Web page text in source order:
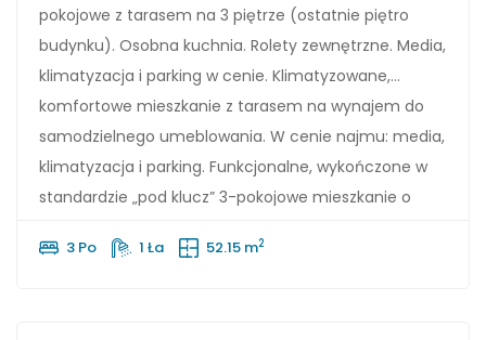
pokojowe z tarasem na 3 piętrze (ostatnie piętro
budynku). Osobna kuchnia. Rolety zewnętrzne. Media,
klimatyzacja i parking w cenie. Klimatyzowane,
komfortowe mieszkanie z tarasem na wynajem do
samodzielnego umeblowania. W cenie najmu: media,
klimatyzacja i parking. Funkcjonalne, wykończone w
standardzie „pod klucz” 3-pokojowe mieszkanie o
3 Po 1 Ła 52.15 m2